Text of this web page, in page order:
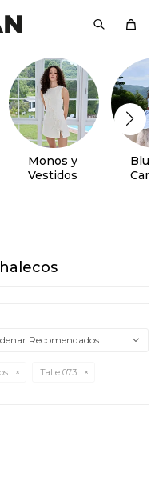
Monos y
Vestidos
Recomendados
Talle 073